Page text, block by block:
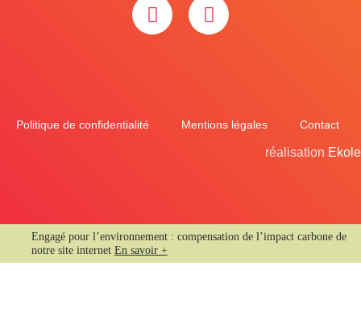
Politique de confidentialité Mentions légales Contact
réalisation Ekole
Engagé pour l’environnement : compensation de l’impact carbone de
notre site internet En savoir +